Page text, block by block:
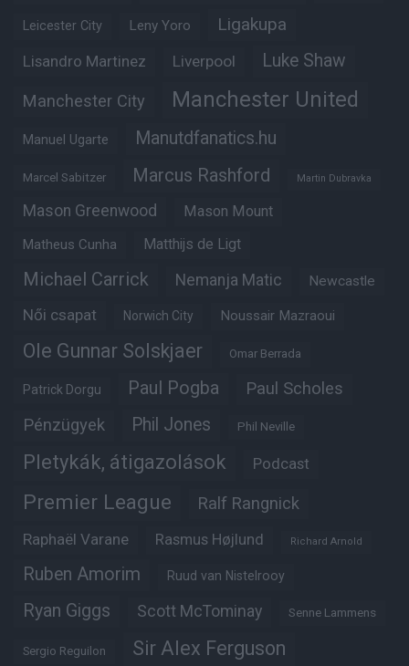
Leicester City Leny Yoro Ligakupa
Lisandro Martinez Liverpool Luke Shaw
Manchester City Manchester United
Manuel Ugarte Manutdfanatics.hu
Marcel Sabitzer Marcus Rashford Martin Dubravka
Mason Greenwood Mason Mount
Matheus Cunha Matthijs de Ligt
Michael Carrick Nemanja Matic Newcastle
Női csapat Norwich City Noussair Mazraoui
Ole Gunnar Solskjaer Omar Berrada
Patrick Dorgu Paul Pogba Paul Scholes
Pénzügyek Phil Jones Phil Neville
Pletykák, átigazolások Podcast
Premier League Ralf Rangnick
Raphaël Varane Rasmus Højlund Richard Arnold
Ruben Amorim Ruud van Nistelrooy
Ryan Giggs Scott McTominay Senne Lammens
Sergio Reguilon Sir Alex Ferguson